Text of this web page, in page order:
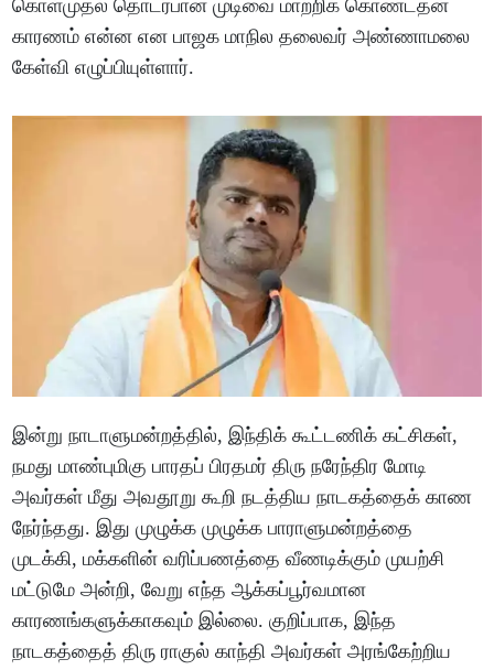
கொள்முதல் தொடர்பான முடிவை மாற்றிக் கொண்டதன்
காரணம் என்ன என பாஜக மாநில தலைவர் அண்ணாமலை
கேள்வி எழுப்பியுள்ளார்.
இன்று நாடாளுமன்றத்தில், இந்திக் கூட்டணிக் கட்சிகள்,
நமது மாண்புமிகு பாரதப் பிரதமர் திரு நரேந்திர மோடி
அவர்கள் மீது அவதூறு கூறி நடத்திய நாடகத்தைக் காண
நேர்ந்தது. இது முழுக்க முழுக்க பாராளுமன்றத்தை
முடக்கி, மக்களின் வரிப்பணத்தை வீணடிக்கும் முயற்சி
மட்டுமே அன்றி, வேறு எந்த ஆக்கப்பூர்வமான
காரணங்களுக்காகவும் இல்லை. குறிப்பாக, இந்த
நாடகத்தைத் திரு ராகுல் காந்தி அவர்கள் அரங்கேற்றிய